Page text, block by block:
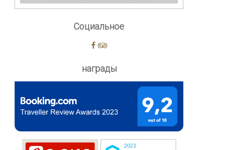
Социальное
награды